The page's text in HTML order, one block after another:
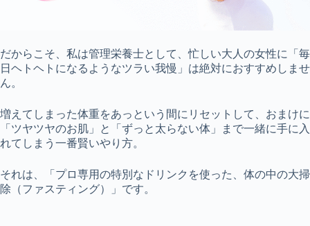
だからこそ、私は管理栄養士として、忙しい大人の女性に「毎
日ヘトヘトになるようなツラい我慢」は絶対におすすめしませ
ん。
増えてしまった体重をあっという間にリセットして、おまけに
「ツヤツヤのお肌」と「ずっと太らない体」まで一緒に手に入
れてしまう一番賢いやり方。
それは、「プロ専用の特別なドリンクを使った、体の中の大掃
除（ファスティング）」です。